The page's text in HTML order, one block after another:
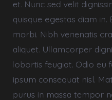
et. Nunc sed velit
quisque egestas diam in.
morbi. Nibh venenatis
aliquet. Ullamcorper
lobortis feugiat. Odio eu
ipsum consequat nisl.
purus in massa tempor